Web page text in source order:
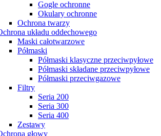
Gogle ochronne
Okulary ochronne
Ochrona twarzy
układu oddechowego
Maski całotwarzowe
Półmaski
Półmaski klasyczne przeciwpyłowe
Półmaski składane przeciwpyłowe
Półmaski przeciwgazowe
Filtry
Seria 200
Seria 300
Seria 400
Zestawy
głowy